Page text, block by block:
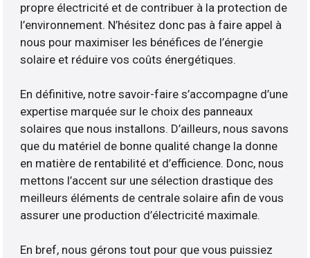
propre électricité et de contribuer à la protection de
l’environnement. N’hésitez donc pas à faire appel à
nous pour maximiser les bénéfices de l’énergie
solaire et réduire vos coûts énergétiques.
En définitive, notre savoir-faire s’accompagne d’une
expertise marquée sur le choix des panneaux
solaires que nous installons. D’ailleurs, nous savons
que du matériel de bonne qualité change la donne
en matière de rentabilité et d’efficience. Donc, nous
mettons l’accent sur une sélection drastique des
meilleurs éléments de centrale solaire afin de vous
assurer une production d’électricité maximale.
En bref, nous gérons tout pour que vous puissiez